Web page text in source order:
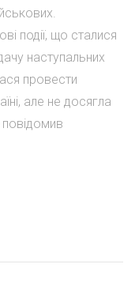
події, що сталися
наступальних
провести
але не досягла